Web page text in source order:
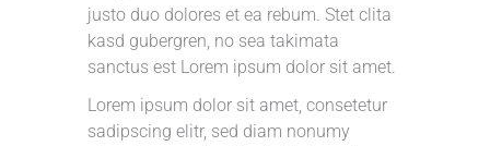
justo duo dolores et ea rebum. Stet clita
kasd gubergren, no sea takimata
sanctus est Lorem ipsum dolor sit amet.
Lorem ipsum dolor sit amet, consetetur
sadipscing elitr, sed diam nonumy